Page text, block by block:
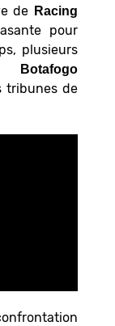
de Racing
pour
plusieurs
Botafogo
tribunes de